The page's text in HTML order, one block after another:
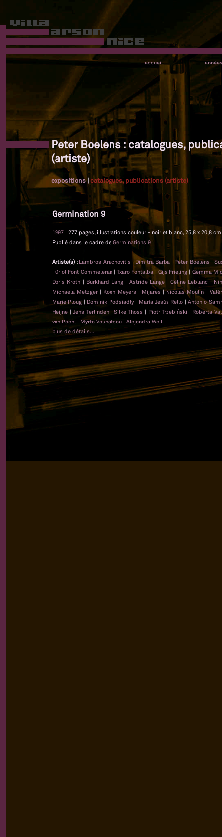
accueil années
Peter Boelens : catalogues,
(artiste)
expositions|catalogues, publications (artiste)
Germination 9
1997 | 277 pages, illustrations couleur - noir et blanc, 25,8 x 20,8
Publié dans le cadre de Germinations 9 |
Artiste(s) : Lambros Arachovitis | Dimitra Barba | Peter Boelens |
|Oriol Font Commeleran|Txaro Fontalba | Gijs Frieling | Gemma
Doris Kroth | Burkhard Lang| Astride Lange| Céline Leblanc|
Michaela Metzger | Koen Meyers | Mijares |Nicolas Moulin |
Marie Ploug | Dominik Podsiadly| María Jesús Rello |Antonio
Heijne |Jens Terlinden| Silke Thoss | Piotr Trzebiński | Roberta
von Poehl | Myrto Vounatsou | Alejendra Weil
plus de détails...